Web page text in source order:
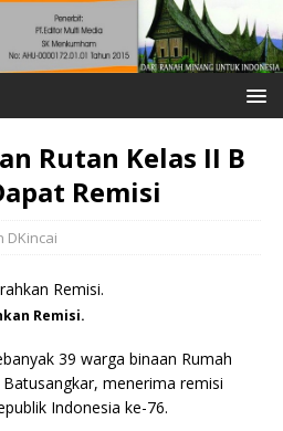
Rutan Kelas II B
Remisi
DKincai
Remisi.
39 warga binaan Rumah
menerima remisi
Indonesia ke-76.